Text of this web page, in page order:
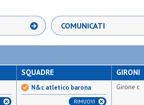
COMUNICATI
SQUADRE
N&c atletico barona
RIMUOVI
GIRONI
Girone c